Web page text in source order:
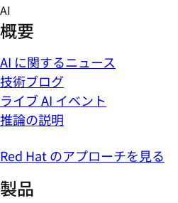
Skip
to
content
AI
概要
AI に関するニュース
技術ブログ
ライブ AI イベント
推論の説明
Red Hat のアプローチを見る
製品